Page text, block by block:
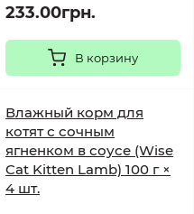
233.00грн.
В корзину
Влажный корм для
котят с сочным
ягненком в соусе (Wise
Cat Kitten Lamb) 100 г ×
4 шт.